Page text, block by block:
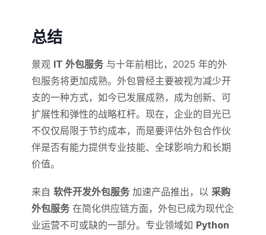
总结
景观 IT 外包服务与十年前相比，2025 年的外
包服务将更加成熟。外包曾经主要被视为减少开
支的一种方式，如今已发展成熟，成为创新、可
扩展性和弹性的战略杠杆。现在，企业的目光已
不仅仅局限于节约成本，而是要评估外包合作伙
伴是否有能力提供专业技能、全球影响力和长期
价值。
来自 软件开发外包服务加速产品推出，以 采购
外包服务在简化供应链方面，外包已成为现代企
业运营不可或缺的一部分。专业领域如 Python